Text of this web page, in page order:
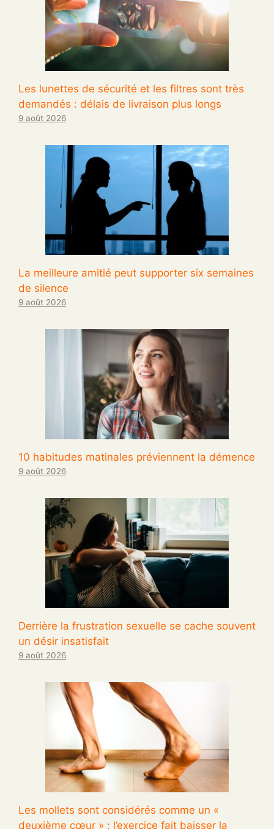
Les lunettes de sécurité et les filtres sont très
demandés : délais de livraison plus longs
9 août 2026
La meilleure amitié peut supporter six semaines
de silence
9 août 2026
10 habitudes matinales préviennent la démence
9 août 2026
Derrière la frustration sexuelle se cache souvent
un désir insatisfait
9 août 2026
Les mollets sont considérés comme un «
deuxième cœur » : l’exercice fait baisser la